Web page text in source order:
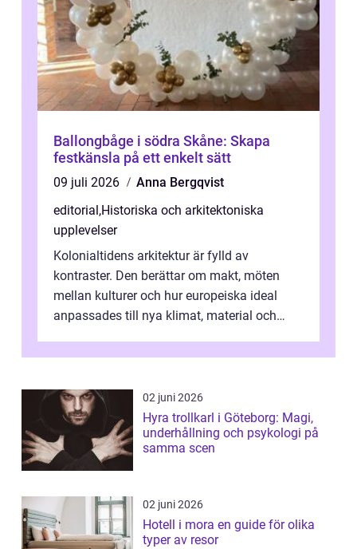
Ballongbåge i södra Skåne: Skapa
festkänsla på ett enkelt sätt
09 juli 2026
Anna Bergqvist
editorial,Historiska och arkitektoniska
upplevelser
Kolonialtidens arkitektur är fylld av
kontraster. Den berättar om makt, möten
mellan kulturer och hur europeiska ideal
anpassades till nya klimat, material och
02 juni 2026
Hyra trollkarl i Göteborg: Magi,
underhållning och psykologi på
samma scen
02 juni 2026
Hotell i mora en guide för olika
typer av resor